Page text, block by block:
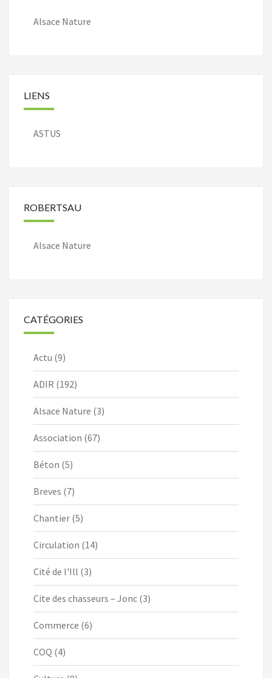
Alsace Nature
LIENS
ASTUS
ROBERTSAU
Alsace Nature
CATÉGORIES
Actu (9)
ADIR (192)
Alsace Nature (3)
Association (67)
Béton (5)
Breves (7)
Chantier (5)
Circulation (14)
Cité de l'Ill (3)
Cite des chasseurs – Jonc (3)
Commerce (6)
COQ (4)